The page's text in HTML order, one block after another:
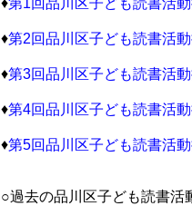
♦第1回品川区子ども読書活
♦第2回品川区子ども読書活
♦第3回品川区子ども読書活
♦第4回品川区子ども読書活
♦第5回品川区子ども読書活
○過去の品川区子ども読書活